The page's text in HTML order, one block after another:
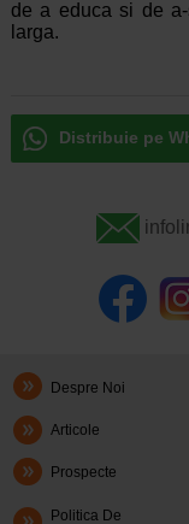
de a educa si de
larga.
Distribuie pe
Despre Noi
Articole
Prospecte
Politica De